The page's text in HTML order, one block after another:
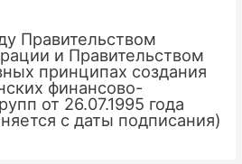
Правительством
и Правительством
принципах создания
финансово-
от 26.07.1995 года
с даты подписания)